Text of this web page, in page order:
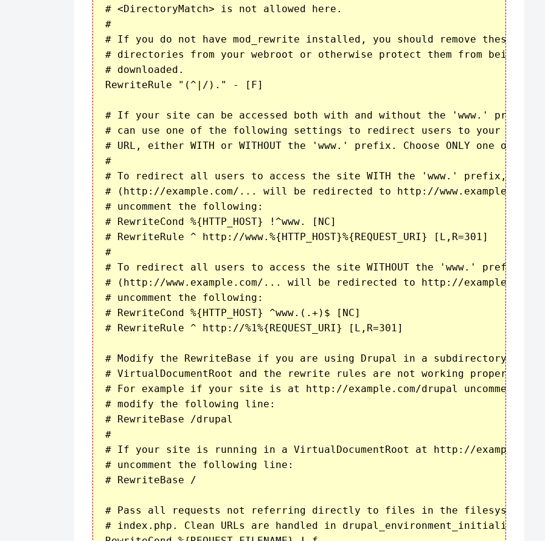
# <DirectoryMatch> is not allowed here.
#
# If you do not have mod_rewrite installed, you should remove these
# directories from your webroot or otherwise protect them from being
# downloaded.
RewriteRule "(^|/)." - [F]
# If your site can be accessed both with and without the 'www.' prefix,
# can use one of the following settings to redirect users to your
# URL, either WITH or WITHOUT the 'www.' prefix. Choose ONLY one option:
#
# To redirect all users to access the site WITH the 'www.' prefix,
# (http://example.com/... will be redirected to http://www.example.com/
# uncomment the following:
# RewriteCond %{HTTP_HOST} !^www. [NC]
# RewriteRule ^ http://www.%{HTTP_HOST}%{REQUEST_URI} [L,R=301]
#
# To redirect all users to access the site WITHOUT the 'www.' prefix,
# (http://www.example.com/... will be redirected to http://example.com/
# uncomment the following:
# RewriteCond %{HTTP_HOST} ^www.(.+)$ [NC]
# RewriteRule ^ http://%1%{REQUEST_URI} [L,R=301]
# Modify the RewriteBase if you are using Drupal in a subdirectory or in
# VirtualDocumentRoot and the rewrite rules are not working properly.
# For example if your site is at http://example.com/drupal uncomment and
# modify the following line:
# RewriteBase /drupal
#
# If your site is running in a VirtualDocumentRoot at http://
# uncomment the following line:
# RewriteBase /
# Pass all requests not referring directly to files in the filesystem to
# index.php. Clean URLs are handled in drupal_environment_initialize().